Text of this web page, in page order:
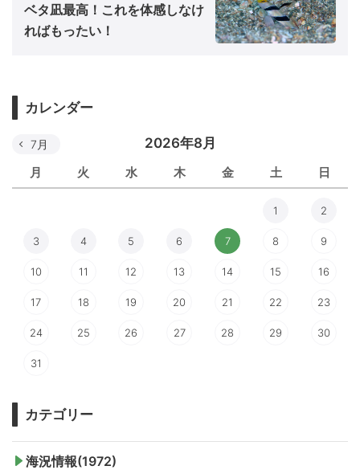
ベタ凪最高！これを体感しなけ
ればもったい！
カレンダー
2026年8月
月 火 水 木 金 土 日
7月
1 2
3 4 5 6 7 8 9
10 11 12 13 14 15 16
17 18 19 20 21 22 23
24 25 26 27 28 29 30
31
カテゴリー
海況情報(1972)